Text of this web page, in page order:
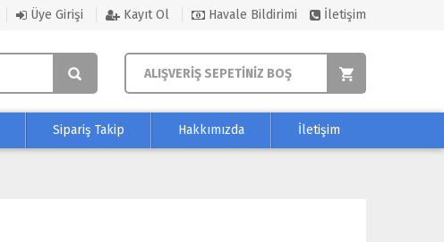
Üye Girişi Kayıt Ol Havale Bildirimi İletişim
ALIŞVERİŞ SEPETİNİZ BOŞ
Sipariş Takip Hakkımızda İletişim